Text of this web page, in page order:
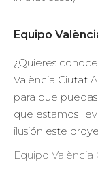
Equipo
¿Quieres
València Ciutat
para que
que estamos
ilusión este
Equipo